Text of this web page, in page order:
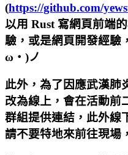
(https://github.com/
以用 Rust 寫網頁前端
驗，或是網頁開發經驗
ω・)ノ
此外，為了因應武漢肺
改為線上，會在活動前
群組提供連結，此外線
請不要特地來前往現場